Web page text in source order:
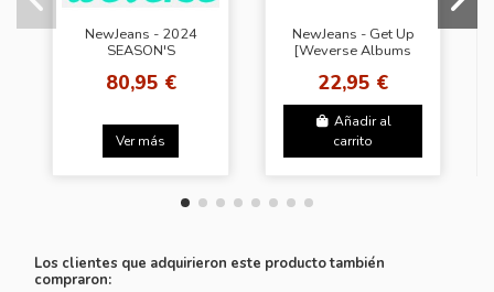
NewJeans - 2024
SEASON'S
Weverse Gift (WS)
80,95 €
Ver más
NewJeans - Get Up
[Weverse Albums
Cover] + Werverse
Gift(WS)
22,95 €
Añadir al
carrito
Los clientes que adquirieron este producto también
compraron: